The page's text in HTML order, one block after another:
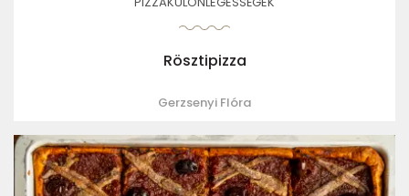
Rösztipizza
Gerzsenyi Flóra